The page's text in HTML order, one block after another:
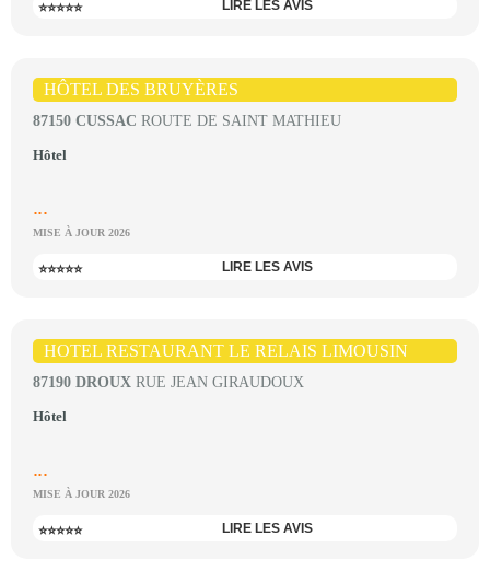
⭐⭐⭐⭐⭐ LIRE LES AVIS
HÔTEL DES BRUYÈRES
87150 CUSSAC ROUTE DE SAINT MATHIEU
Hôtel
...
MISE À JOUR 2026
⭐⭐⭐⭐⭐ LIRE LES AVIS
HOTEL RESTAURANT LE RELAIS LIMOUSIN
87190 DROUX RUE JEAN GIRAUDOUX
Hôtel
...
MISE À JOUR 2026
⭐⭐⭐⭐⭐ LIRE LES AVIS